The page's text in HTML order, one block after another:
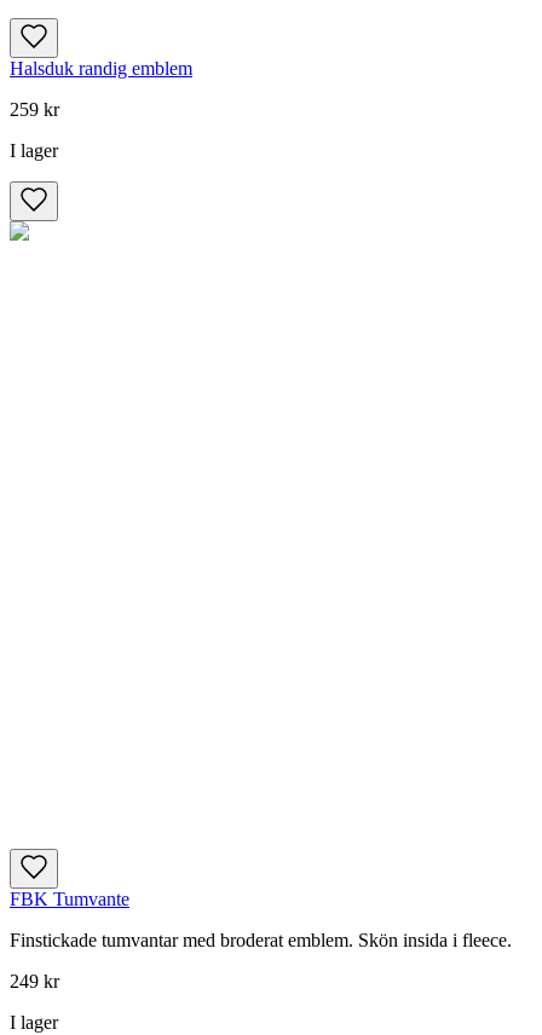
Halsduk randig emblem
259 kr
I lager
FBK Tumvante
Finstickade tumvantar med broderat emblem. Skön insida i fleece.
249 kr
I lager